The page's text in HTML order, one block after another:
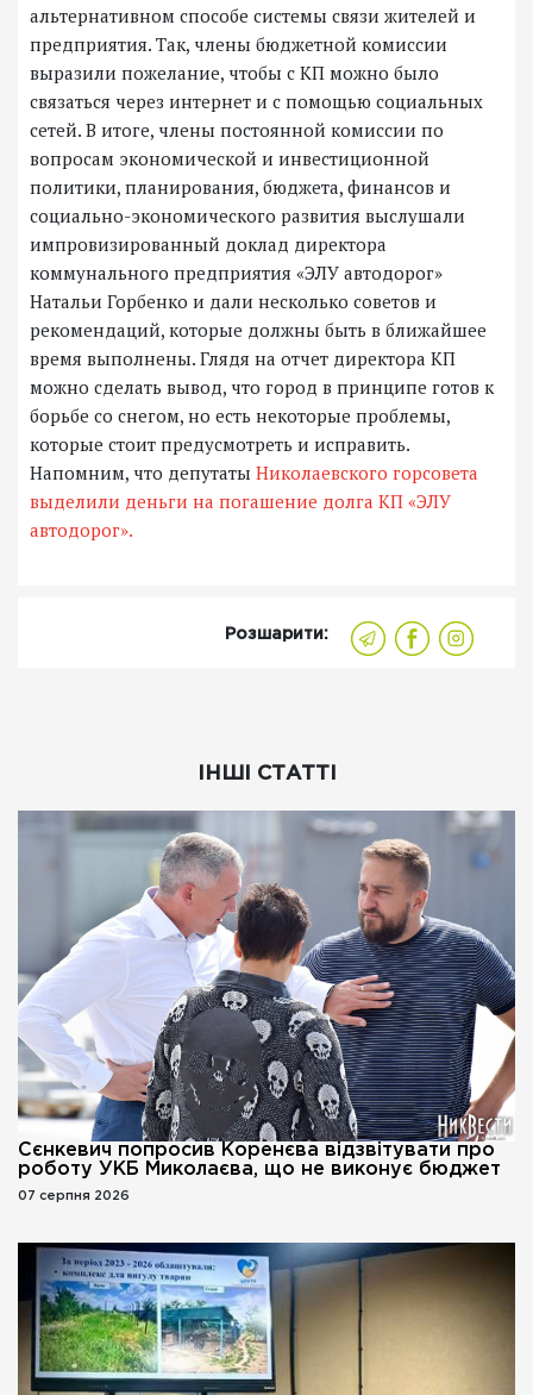
альтернативном способе системы связи жителей и
предприятия. Так, члены бюджетной комиссии
выразили пожелание, чтобы с КП можно было
связаться через интернет и с помощью социальных
сетей. В итоге, члены постоянной комиссии по
вопросам экономической и инвестиционной
политики, планирования, бюджета, финансов и
социально-экономического развития выслушали
импровизированный доклад директора
коммунального предприятия «ЭЛУ автодорог»
Натальи Горбенко и дали несколько советов и
рекомендаций, которые должны быть в ближайшее
время выполнены. Глядя на отчет директора КП
можно сделать вывод, что город в принципе готов к
борьбе со снегом, но есть некоторые проблемы,
которые стоит предусмотреть и исправить.
Напомним, что депутаты Николаевского горсовета
выделили деньги на погашение долга КП «ЭЛУ
автодорог».
Розшарити:
ІНШІ СТАТТІ
Сєнкевич попросив Коренєва відзвітувати про
роботу УКБ Миколаєва, що не виконує бюджет
07 серпня 2026